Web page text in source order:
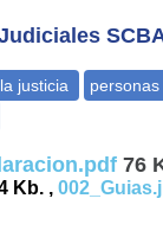
76
Kb. ,